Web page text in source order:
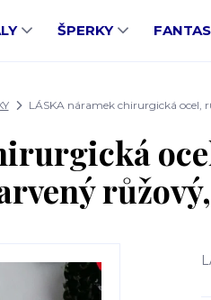
ŠPERKY
LÁSKA náramek chirurgická ocel,